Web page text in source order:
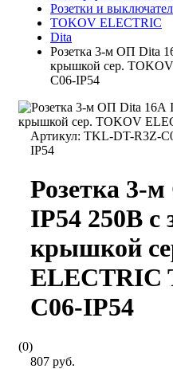
Розетки и
TOKOV ELECTRIC
Dita
Розетка 3-м ОП Dita
крышкой сер.
C06-IP54
Артикул: TKL-DT-R3Z-
IP54
Розетка 3-
IP54 250В с
крышкой
ELECTRIC
C06-IP54
(0)
807 руб.